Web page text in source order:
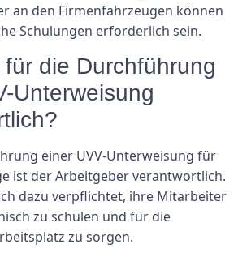
an den Firmenfahrzeugen können
Schulungen erforderlich sein.
die Durchführung
Unterweisung
einer UVV-Unterweisung für
ist der Arbeitgeber verantwortlich.
dazu verpflichtet, ihre Mitarbeiter
zu schulen und für die
zu sorgen.